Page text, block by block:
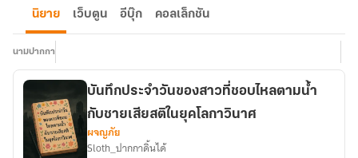
นิยาย เว็บตูน อีบุ๊ก คอลเล็กชัน
นามปากกา
บันทึกประจำวันของสาวที่ชอบไหลตามน้ำ
กับชายเสียสติในยุคโลกาวินาศ
ผจญภัย
Sloth_ปากกาดิ้นได้